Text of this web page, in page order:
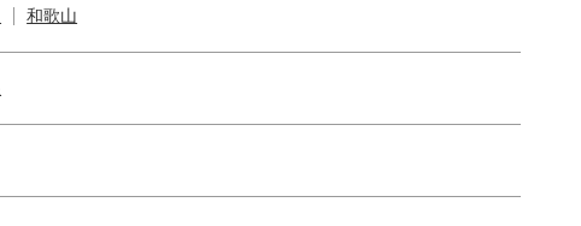
和歌山